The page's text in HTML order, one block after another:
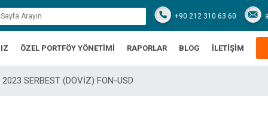
+90 212 310 63 60
ÖZEL PORTFÖY YÖNETİMİ RAPORLAR BLOG İLETİŞİM
SERBEST (DÖVİZ) FON-USD